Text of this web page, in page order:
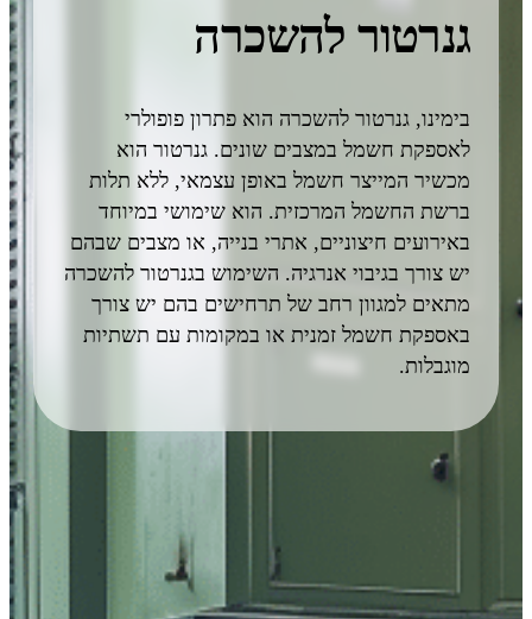
גנרטור להשכרה
בימינו, גנרטור להשכרה הוא פתרון פופולרי
לאספקת חשמל במצבים שונים. גנרטור הוא
מכשיר המייצר חשמל באופן עצמאי, ללא תלות
ברשת החשמל המרכזית. הוא שימושי במיוחד
באירועים חיצוניים, אתרי בנייה, או מצבים שבהם
יש צורך בגיבוי אנרגיה. השימוש בגנרטור להשכרה
מתאים למגוון רחב של תרחישים בהם יש צורך
באספקת חשמל זמנית או במקומות עם תשתיות
מוגבלות.